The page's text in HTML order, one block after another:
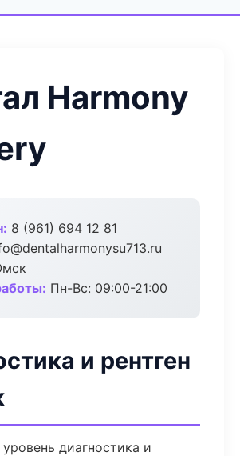
Harmony
8 (961) 694 12 81
Пн-Вс: 09:00-21:00
и рентген
диагностика и